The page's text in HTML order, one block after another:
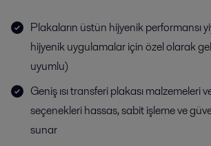
Plakaların üstün hijyenik performansı
hijyenik uygulamalar için özel olarak
uyumlu)
Geniş ısı transferi plakası malzemeleri
seçenekleri hassas, sabit işleme ve
sunar